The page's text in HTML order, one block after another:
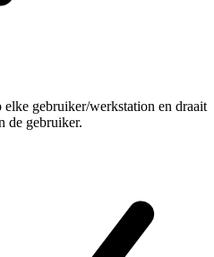
gebruiker/werkstation en draait
de gebruiker.